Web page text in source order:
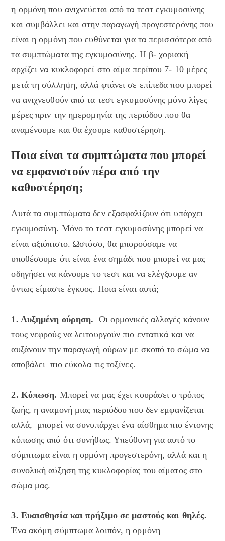
η ορμόνη που ανιχνεύεται από τα τεστ εγκυμοσύνης
και συμβάλλει και στην παραγωγή προγεστερόνης που
είναι η ορμόνη που ευθύνεται για τα περισσότερα από
τα συμπτώματα της εγκυμοσύνης. Η β- χοριακή
αρχίζει να κυκλοφορεί στο αίμα περίπου 7- 10 μέρες
μετά τη σύλληψη, αλλά φτάνει σε επίπεδα που μπορεί
να ανιχνευθούν από τα τεστ εγκυμοσύνης μόνο λίγες
μέρες πριν την ημερομηνία της περιόδου που θα
αναμένουμε και θα έχουμε καθυστέρηση.
Ποια είναι τα συμπτώματα που μπορεί
να εμφανιστούν πέρα από την
καθυστέρηση;
Αυτά τα συμπτώματα δεν εξασφαλίζουν ότι υπάρχει
εγκυμοσύνη. Μόνο το τεστ εγκυμοσύνης μπορεί να
είναι αξιόπιστο. Ωστόσο, θα μπορούσαμε να
υποθέσουμε ότι είναι ένα σημάδι που μπορεί να μας
οδηγήσει να κάνουμε το τεστ και να ελέγξουμε αν
όντως είμαστε έγκυος. Ποια είναι αυτά;
1. Αυξημένη ούρηση. Οι ορμονικές αλλαγές κάνουν
τους νεφρούς να λειτουργούν πιο εντατικά και να
αυξάνουν την παραγωγή ούρων με σκοπό το σώμα να
αποβάλει πιο εύκολα τις τοξίνες.
2. Κόπωση. Μπορεί να μας έχει κουράσει ο τρόπος
ζωής, η αναμονή μιας περιόδου που δεν εμφανίζεται
αλλά, μπορεί να συνυπάρχει ένα αίσθημα πιο έντονης
κόπωσης από ότι συνήθως. Υπεύθυνη για αυτό το
σύμπτωμα είναι η ορμόνη προγεστερόνη, αλλά και η
συνολική αύξηση της κυκλοφορίας του αίματος στο
σώμα μας.
3. Ευαισθησία και πρήξιμο σε μαστούς και θηλές.
Ένα ακόμη σύμπτωμα λοιπόν, η ορμόνη